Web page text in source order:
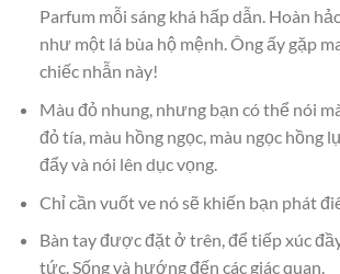
Parfum mỗi sáng khá hấp dẫn. Hoàn
như một lá bùa hộ mệnh. Ông ấy gặp
chiếc nhẫn này!
Màu đỏ nhung, nhưng bạn có thể nói
đỏ tía, màu hồng ngọc, màu ngọc hồng
đẩy và nói lên dục vọng.
Chỉ cần vuốt ve nó sẽ khiến bạn phát
Bàn tay được đặt ở trên, để tiếp xúc
tức. Sống và hướng đến các giác quan.